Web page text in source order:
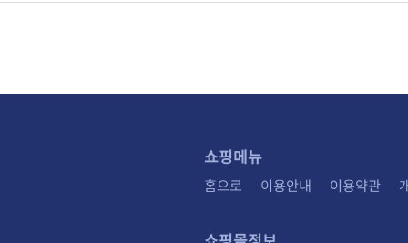
쇼핑메뉴
홈으로 이용안내 이용약관